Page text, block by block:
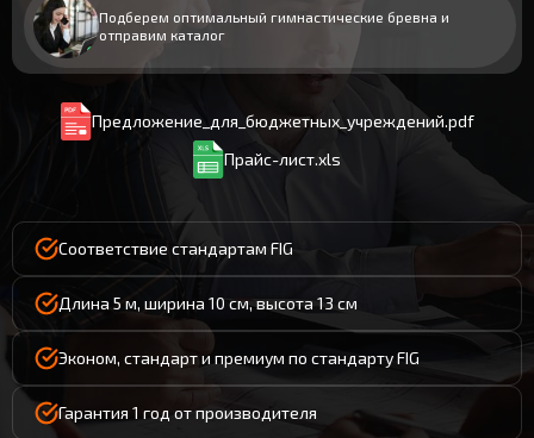
Подберем оптимальный гимнастические бревна и
отправим каталог
Предложение_для_бюджетных_учреждений.pdf
Прайс-лист.xls
Соответствие стандартам FIG
Длина 5 м, ширина 10 см, высота 13 см
Эконом, стандарт и премиум по стандарту FIG
Гарантия 1 год от производителя